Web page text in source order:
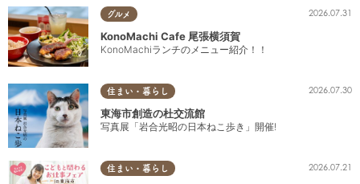
グルメ 2026.07.31
KonoMachi Cafe 尾張横須賀
KonoMachiランチのメニュー紹介！！
住まい・暮らし 2026.07.30
東海市創造の杜交流館
写真展「岩合光昭の日本ねこ歩き」開催!
住まい・暮らし 2026.07.21